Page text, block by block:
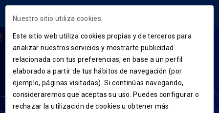
Nuestro sitio utiliza cookies.
Este sitio web utiliza cookies propias y de terceros para
analizar nuestros servicios y mostrarte publicidad
relacionada con tus preferencias, en base a un perfil
elaborado a partir de tus hábitos de navegación (por
ejemplo, páginas visitadas). Si continúas navegando,
consideraremos que aceptas su uso. Puedes configurar o
rechazar la utilización de cookies u obtener más